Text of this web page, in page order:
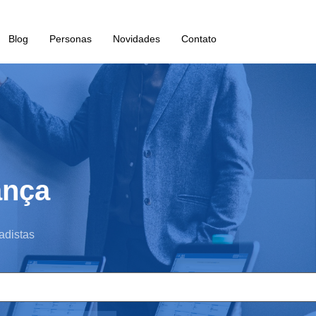
Blog Personas Novidades Contato